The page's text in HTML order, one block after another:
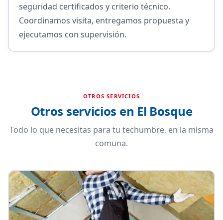
seguridad certificados y criterio técnico.
Coordinamos visita, entregamos propuesta y
ejecutamos con supervisión.
OTROS SERVICIOS
Otros servicios en El Bosque
Todo lo que necesitas para tu techumbre, en la misma
comuna.